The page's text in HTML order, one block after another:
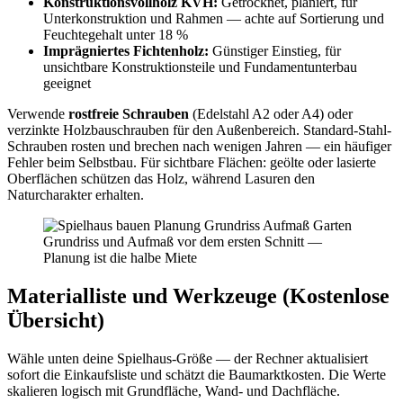
Unterkonstruktion und Rahmen — achte auf Sortierung und
Feuchtegehalt unter 18 %
Imprägniertes Fichtenholz: Günstiger Einstieg, für
unsichtbare Konstruktionsteile und Fundamentunterbau
geeignet
Verwende rostfreie Schrauben (Edelstahl A2 oder A4) oder
verzinkte Holzbauschrauben für den Außenbereich. Standard-Stahl-
Schrauben rosten und brechen nach wenigen Jahren — ein häufiger
Fehler beim Selbstbau. Für sichtbare Flächen: geölte oder lasierte
Oberflächen schützen das Holz, während Lasuren den
Naturcharakter erhalten.
Grundriss und Aufmaß vor dem ersten Schnitt —
Planung ist die halbe Miete
Materialliste und Werkzeuge (Kostenlose
Übersicht)
Wähle unten deine Spielhaus-Größe — der Rechner aktualisiert
sofort die Einkaufsliste und schätzt die Baumarktkosten. Die Werte
skalieren logisch mit Grundfläche, Wand- und Dachfläche.